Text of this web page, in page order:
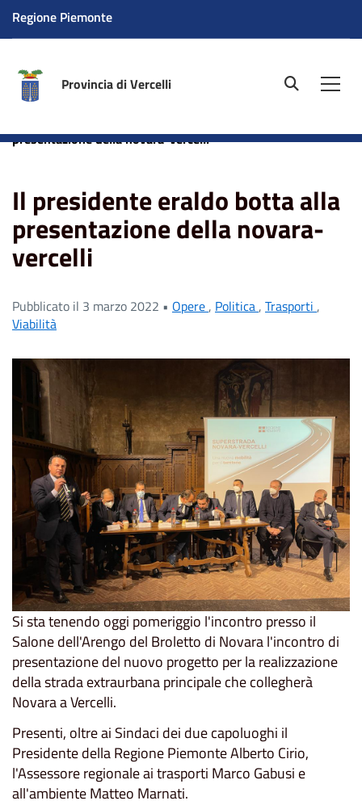
Regione Piemonte
Provincia di Vercelli site.searc
presentazione della novara-vercelli
Il presidente eraldo botta alla
presentazione della novara-
vercelli
Pubblicato il 3 marzo 2022 • Opere, Politica, Trasporti ,
Viabilità
Si sta tenendo oggi pomeriggio l'incontro presso il
Salone dell'Arengo del Broletto di Novara l'incontro di
presentazione del nuovo progetto per la realizzazione
della strada extraurbana principale che collegherà
Novara a Vercelli.
Presenti, oltre ai Sindaci dei due capoluoghi il
Presidente della Regione Piemonte Alberto Cirio,
l'Assessore regionale ai trasporti Marco Gabusi e
all'ambiente Matteo Marnati.